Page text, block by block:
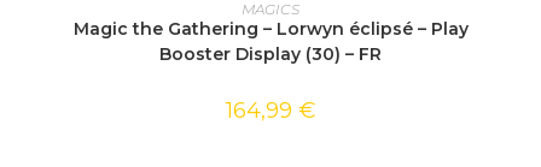
MAGICS
Magic the Gathering – Lorwyn éclipsé – Play
Booster Display (30) – FR
164,99 €